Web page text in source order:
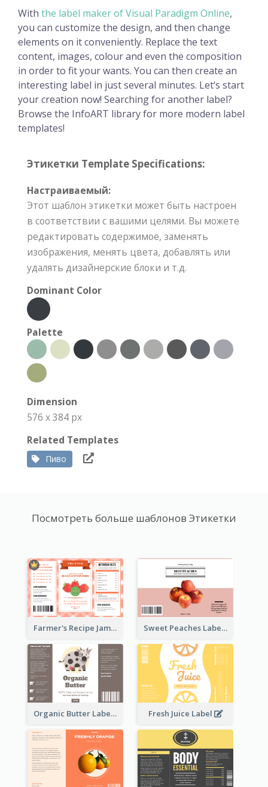
With the label maker of Visual Paradigm Online,
you can customize the design, and then change
elements on it conveniently. Replace the text
content, images, colour and even the composition
in order to fit your wants. You can then create an
interesting label in just several minutes. Let‘s start
your creation now! Searching for another label?
Browse the InfoART library for more modern label
templates!
Этикетки Template Specifications:
Настраиваемый:
Этот шаблон этикетки может быть настроен
в соответствии с вашими целями. Вы можете
редактировать содержимое, заменять
изображения, менять цвета, добавлять или
удалять дизайнерские блоки и т.д.
Dominant Color
Palette
Dimension
576 x 384 px
Related Templates
Пиво
Посмотреть больше шаблонов Этикетки
Farmer's Recipe Jam Label Sweet Peaches Label
Organic Butter Label Fresh Juice Label